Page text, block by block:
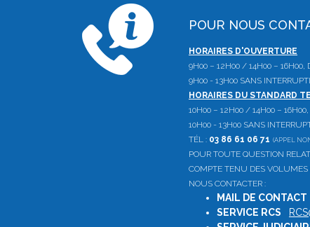
POUR NOUS
HORAIRES D'OUVERTURE
9H00 – 12H00 / 14H00 –
9H00 - 13H00 SANS
HORAIRES DU STANDARD
10H00 – 12H00 / 14H00 –
10H00 - 13H00 SANS
TÉL : 03 86 61 06 71 (APPEL
POUR TOUTE QUESTION
COMPTE TENU DES
NOUS CONTACTER :
MAIL DE CONTACT
SERVICE RCS